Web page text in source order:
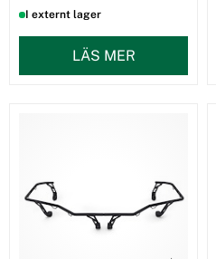
I externt lager
LÄS MER